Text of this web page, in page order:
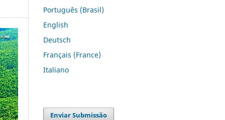
Português (Brasil)
English
Deutsch
Français (France)
Italiano
Enviar Submissão